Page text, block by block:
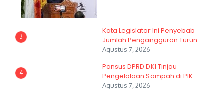
3
Kata Legislator Ini Penyebab
Jumlah Pengangguran Turun
Agustus 7, 2026
4
Pansus DPRD DKI Tinjau
Pengelolaan Sampah di PIK
Agustus 7, 2026